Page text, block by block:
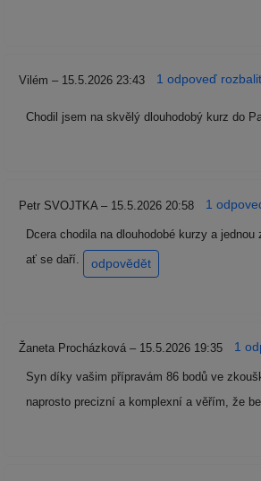
Vilém – 15.5.2026 23:43 1 odpoveď rozbalit
Chodil jsem na skvělý dlouhodobý kurz do
Petr SVOJTKA – 15.5.2026 20:58 1
Dcera chodila na dlouhodobé kurzy a
ať se daří.
odpovědět
Žaneta Procházková – 15.5.2026 19:35 1
Syn díky vašim přípravám 86 bodů ve
naprosto precizní a komplexní a věřím, že